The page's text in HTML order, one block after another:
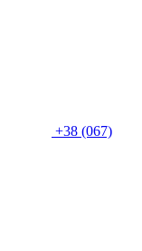
+38 (067)